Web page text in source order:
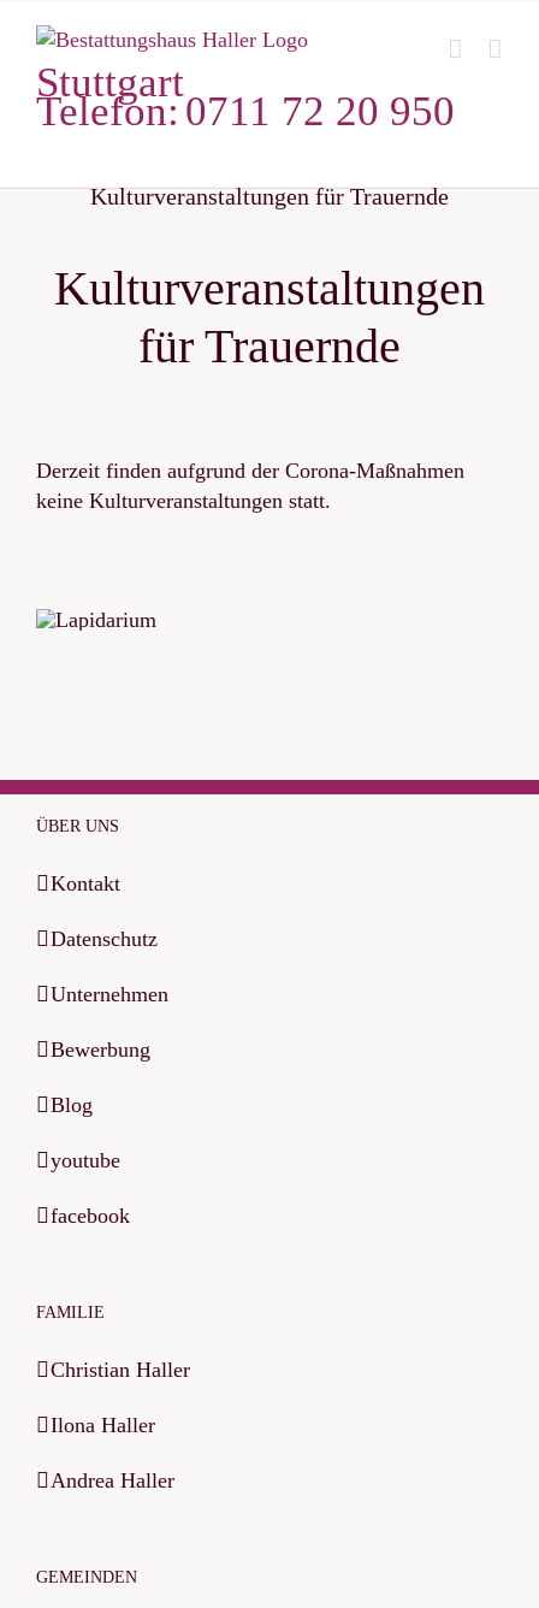
Inhalt
springenStuttgart
Telefon:0711 72 20 950
Kulturveranstaltungen für Trauernde
Kulturveranstaltungen
für Trauernde
Derzeit finden aufgrund der Corona-Maßnahmen
keine Kulturveranstaltungen statt.
ÜBER UNS
Kontakt
Datenschutz
Unternehmen
Bewerbung
Blog
youtube
facebook
FAMILIE
Christian Haller
Ilona Haller
Andrea Haller
GEMEINDEN